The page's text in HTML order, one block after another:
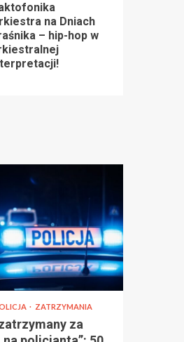
na Dniach
– hip-hop w
ZATRZYMANIA
za